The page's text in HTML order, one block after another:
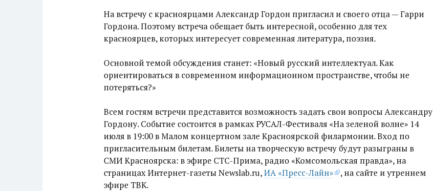
На встречу с красноярцами Александр Гордон пригласил и своего отца — Гарри
Гордона. Поэтому встреча обещает быть интересной, особенно для тех
красноярцев, которых интересует современная литература, поэзия.
Основной темой обсуждения станет: «Новый русский интеллектуал. Как
ориентироваться в современном информационном пространстве, чтобы не
потеряться?»
Всем гостям встречи представится возможность задать свои вопросы Александру
Гордону. Событие состоится в рамках РУСАЛ-Фестиваля «На зеленой волне» 14
июля в 19:00 в Малом концертном зале Красноярской филармонии. Вход по
пригласительным билетам. Билеты на творческую встречу будут разыграны в
СМИ Красноярска: в эфире СТС-Прима, радио «Комсомольская правда», на
страницах Интернет-газеты Newslab.ru,ИА «Пресс-Лайн»
, на сайте и утреннем
эфире ТВК.